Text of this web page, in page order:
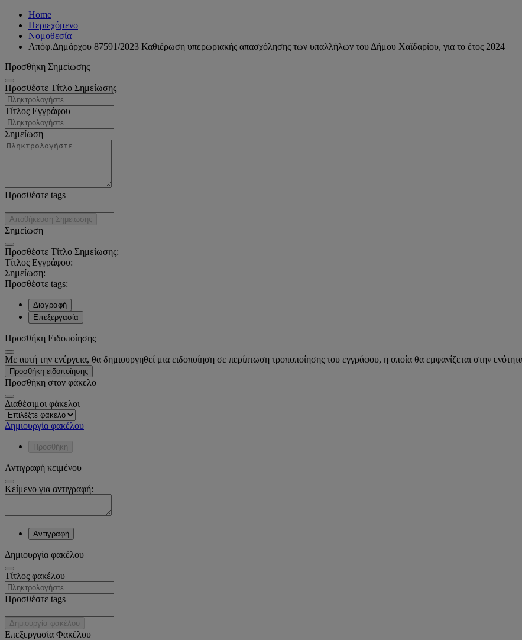
Home
Περιεχόμενο
Νομοθεσία
Απόφ.Δημάρχου 87591/2023 Καθιέρωση υπερωριακής απασχόλησης των υπαλλήλων του Δήμου Χαϊδαρίου, για το έτος 2024
Προσθήκη Σημείωσης
Προσθέστε Τίτλο Σημείωσης
Τίτλος Εγγράφου
Σημείωση
Προσθέστε tags
Αποθήκευση Σημείωσης
Σημείωση
Προσθέστε Τίτλο Σημείωσης:
Τίτλος Εγγράφου:
Σημείωση:
Προσθέστε tags:
Διαγραφή
Επεξεργασία
Προσθήκη Ειδοποίησης
Με αυτή την ενέργεια, θα δημιουργηθεί μια ειδοποίηση σε περίπτωση τροποποίησης του εγγράφου, η οποία θα εμφανίζεται στην
Προσθήκη ειδοποίησης
Προσθήκη στον φάκελο
Διαθέσιμοι φάκελοι
Δημιουργία φακέλου
Προσθήκη
Αντιγραφή κειμένου
Κείμενο για αντιγραφή:
Αντιγραφή
Δημιουργία φακέλου
Tίτλος φακέλου
Προσθέστε tags
Δημιουργία φακέλου
Επεξεργασία Φακέλου